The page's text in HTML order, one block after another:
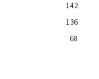
142
136
68